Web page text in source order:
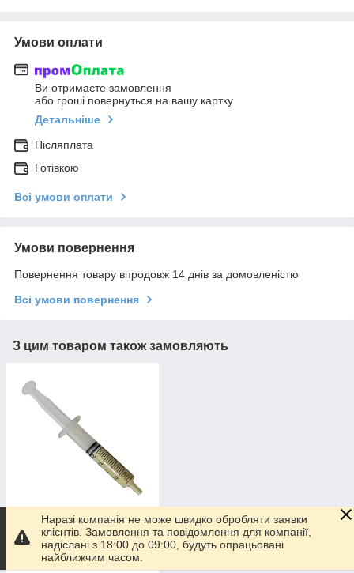
Умови оплати
Ви отримаєте замовлення
або гроші повернуться на вашу картку
Детальніше
Післяплата
Готівкою
Всі умови оплати
Умови повернення
Повернення товару впродовж 14 днів за домовленістю
Всі умови повернення
З цим товаром також замовляють
Мастило для сальника
GRS-004 (шприц)
Наразі компанія не може швидко обробляти заявки
клієнтів. Замовлення та повідомлення для компанії,
надіслані з 18:00 до 09:00, будуть опрацьовані
найближчим часом.